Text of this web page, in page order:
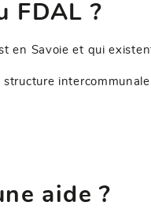
FDAL ?
en Savoie et qui
intercommunale
aide ?